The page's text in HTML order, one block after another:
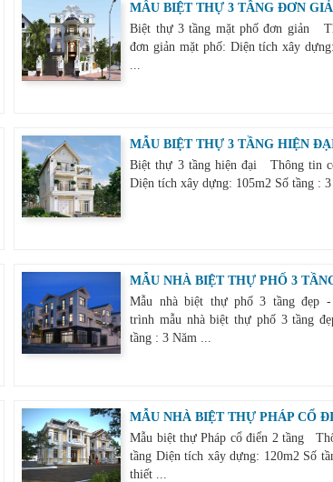
MẪU BIỆT THỰ 3 TẦNG ĐƠN
Biệt thự 3 tầng mặt phố đơn giản
đơn giản mặt phố: Diện tích xây
...
MẪU BIỆT THỰ 3 TẦNG HIỆN
Biệt thự 3 tầng hiện đại Thông tin
Diện tích xây dựng: 105m2 Số tầng :
MẪU NHÀ BIỆT THỰ PHỐ 3
Mẫu nhà biệt thự phố 3 tầng
trình mẫu nhà biệt thự phố 3 tầng
tầng : 3 Năm ...
MẪU NHÀ BIỆT THỰ PHÁP CỔ
Mẫu biệt thự Pháp cổ điển 2 tầng
tầng Diện tích xây dựng: 120m2 Số
thiết ...